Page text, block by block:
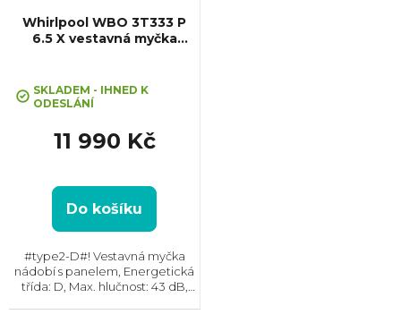
Whirlpool WBO 3T333 P
6.5 X vestavná myčka
SKLADEM - IHNED K
ODESLÁNÍ
11 990 Kč
Do košíku
#type2-D#! Vestavná myčka
nádobí s panelem, Energetická
třída: D, Max. hlučnost: 43 dB,